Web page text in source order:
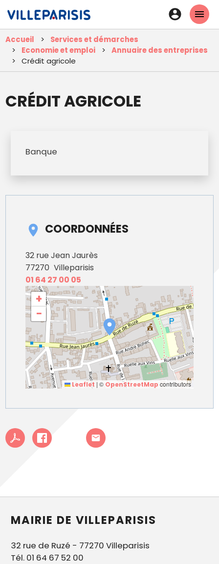
contenu
principal
En-
tête
-
Accueil
Services et démarches
Economie et emploi
Annuaire des entreprises
Crédit agricole
CRÉDIT AGRICOLE
Banque
COORDONNÉES
32 rue Jean Jaurès
77270 Villeparisis
01 64 27 00 05
+
−
Leaflet | © OpenStreetMap contributors
MAIRIE DE VILLEPARISIS
32 rue de Ruzé - 77270 Villeparisis
Tél. 01 64 67 52 00